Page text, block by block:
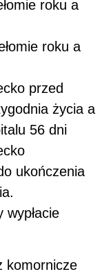
roku a
roku a
przed
życia a
56 dni
ukończenia
komornicze